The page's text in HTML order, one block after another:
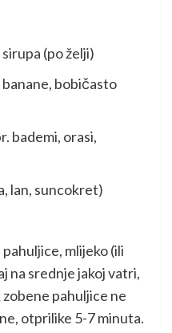
(po želji)
banane, bobičasto
bademi, orasi,
lan, suncokret)
mlijeko (ili
na srednje jakoj vatri,
pahuljice ne
otprilike 5-7 minuta.